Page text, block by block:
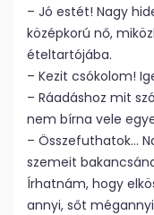
– Jó estét! Nagy
középkorú nő,
ételtartójába.
– Kezit csókolom!
– Ráadáshoz mit
nem bírna vele
– Összefuthatok…
szemeit
Írhatnám, hogy
annyi, sőt